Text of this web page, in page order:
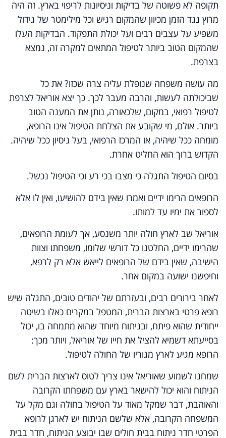
תקופה לא פשוטה של בדיקות וניסיונות לריפוי בארץ. זה היה
מרוץ נגד הזמן מכיוון שהמקום רגיש וכל מילימטר של גידול
משפיע על עצבים רבים ועל יכולת התפקוד. הבדיקות העלו
שהמקום הטוב ביותר לטיפול המתאים למקרה זה, נמצא
בצרפת.
מה עושה משפחה שנופלת עליה צרה שכזו? את כל
שביכולתה לעשות, והרבה מעבר לכך. כך יצא אוריאל לצרפת
לטיפול רפואי, במקום, שלכאורה, נותן את המענה הטוב
ביותר. אולם, מי שקובע את הצלחת הטיפול אינו הרופא,
מומחה ככל שיהיה, או המרכז הרפואי, בעל ניסיון ככל שיהיה.
הקדוש ברוך הוא החליט אחרת.
בסיום הטיפול התגלה כי מצבו בכי רע וכי הטיפול נכשל.
הרופאים הרימו ידיים ואמרו שאין בידם להושיעו, ואין לו אלא
לספור את ימיו עד למותו.
אוריאל שב לארץ חולה יותר משנסע, אך לעומת הרופאים,
שהרימו ידיים, החלטנו כל דורשי שלומו, משפחתו וצוות
הישיבה, שאין בידם של הרופאים לייאש אלא רק לרפא,
וחיפשנו ישועה במקום אחר.
לאחר בירורים רבים, ובעזרתם של יהודים טובים, התגלה שיש
רופא פרטי בארצות הברית, המטפל במקרים כאלו בשיטה
ייחודית שהוא פיתח, ובניתוח מיוחד שהוא מתמחה בו, יכול
בסייעתא דשמיא להציל את חייו של אוריאל, ויותר מכך:
הרופא מגיע לארץ מגוריו של החולה לטיפול.
שמחנו לשמוע שאוריאל אינו צריך לטוס לארצות הברית לשם
הניתוח והוא יכול להישאר בארץ עם משפחתו הקרובה
והאוהבת, דבר שמקל מאוד על הטיפול בחולה וגם מקל על
המשפחה הקרובה, אלא שלשם הניתוח יש לארגן לרופא
הפרטי חדר ניתוח בבית חולים שבו יבוצע הניתוח, חדר בבית